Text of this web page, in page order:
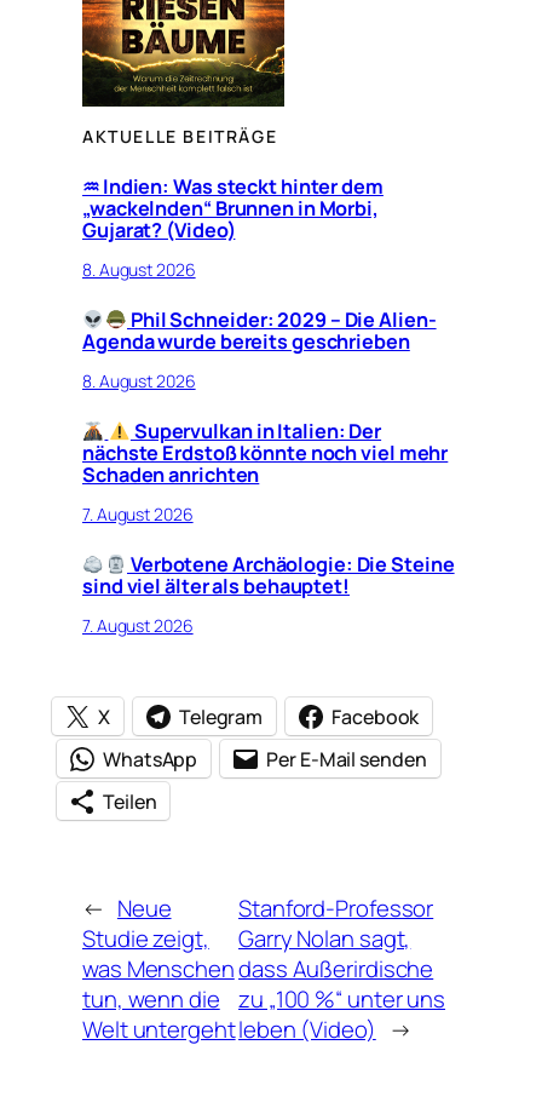
AKTUELLE BEITRÄGE
♒︎ Indien: Was steckt hinter dem
„wackelnden“ Brunnen in Morbi,
Gujarat? (Video)
8. August 2026
Phil Schneider: 2029 – Die Alien-
Agenda wurde bereits geschrieben
8. August 2026
Supervulkan in Italien: Der
nächste Erdstoß könnte noch viel mehr
Schaden anrichten
7. August 2026
Verbotene Archäologie: Die Steine
sind viel älter als behauptet!
7. August 2026
X Telegram
Facebook
WhatsApp
Per E-Mail senden
Teilen
← Neue
Studie zeigt,
was Menschen
tun, wenn die
Welt untergeht
Stanford-Professor
Garry Nolan sagt,
dass Außerirdische
zu „100 %“ unter uns
leben (Video) →